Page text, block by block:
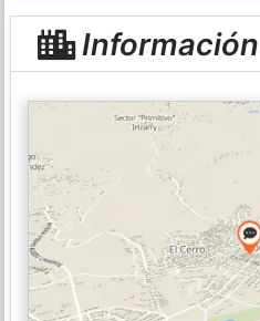
Información